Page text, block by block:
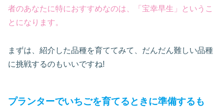
者のあなたに特におすすめなのは、「宝幸早生」というこ
とになります。
まずは、紹介した品種を育ててみて、だんだん難しい品種
に挑戦するのもいいですね!
プランターでいちごを育てるときに準備するも